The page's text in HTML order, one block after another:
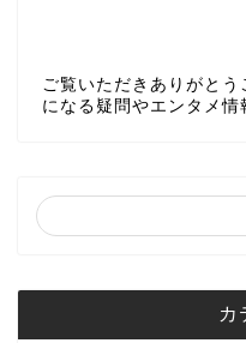
ご覧いただきありがと
になる疑問やエンタメ情
カ